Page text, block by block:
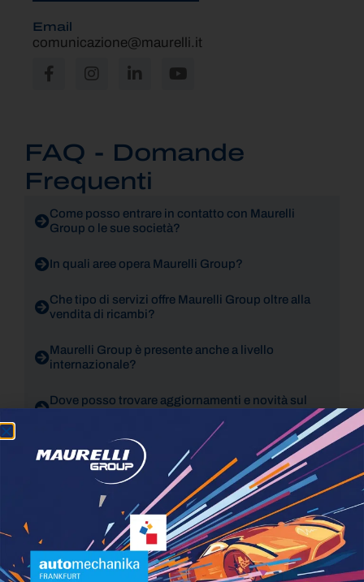
ALTERNATIVE:
Email
comunicazione@maurelli.it
FAQ - Domande
Frequenti
Come posso entrare in contatto con Maurelli
Group o le sue società?
In quali aree opera Maurelli Group?
Che tipo di servizi offre Maurelli Group oltre alla
vendita di ricambi?
Maurelli Group è presente anche a livello
internazionale?
Dove posso trovare aggiornamenti e novità sul
Cos’è il servizio Maurelli Fleet Service?
Maurelli Group collabora anche con le Pubbliche
Amministrazioni?
Ultime novità dal settore automotive